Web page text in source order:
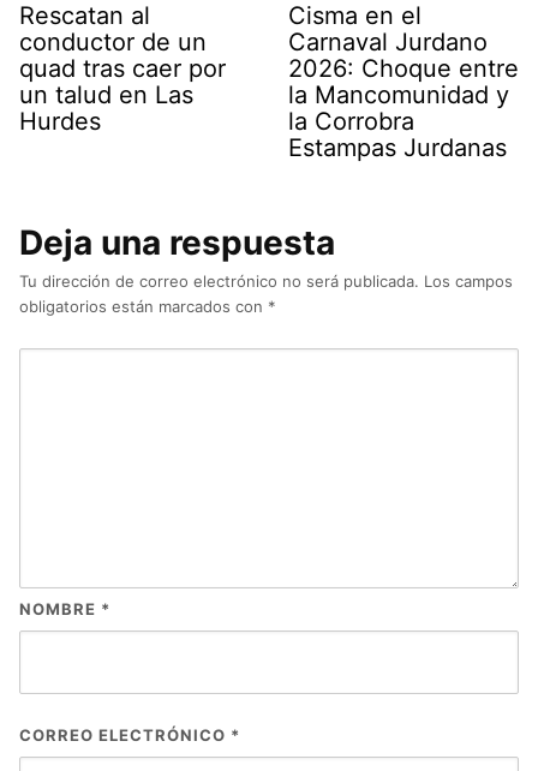
Rescatan al
conductor de un
quad tras caer por
un talud en Las
Hurdes
Cisma en el
Carnaval Jurdano
2026: Choque entre
la Mancomunidad y
la Corrobra
Estampas Jurdanas
Deja una respuesta
Tu dirección de correo electrónico no será publicada. Los campos
obligatorios están marcados con *
NOMBRE *
CORREO ELECTRÓNICO *